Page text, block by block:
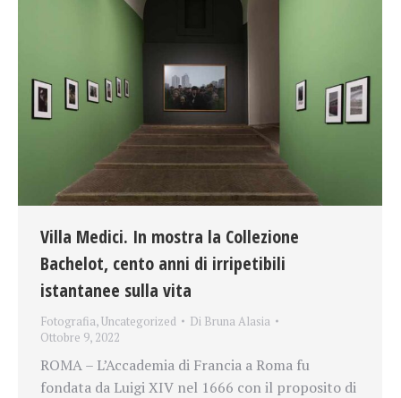
Villa Medici. In mostra la Collezione
Bachelot, cento anni di irripetibili
istantanee sulla vita
Fotografia,Uncategorized Di Bruna Alasia
Ottobre 9, 2022
ROMA – L’Accademia di Francia a Roma fu
fondata da Luigi XIV nel 1666 con il proposito di